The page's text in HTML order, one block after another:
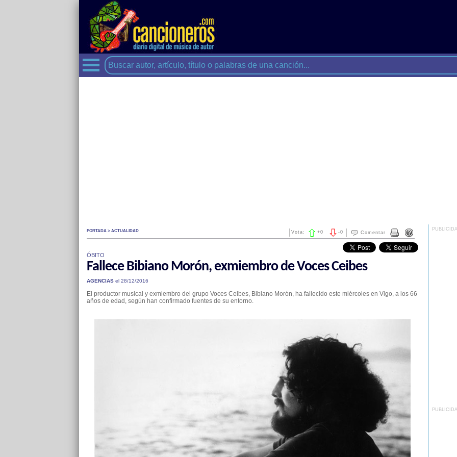
PORTADA > ACTUALIDAD Comentar
-0
Vota: +0
ÓBITO
Fallece Bibiano Morón, exmiembro de Voces Ceibes
AGENCIASel 28/12/2016
El productor musical y exmiembro del grupo Voces Ceibes, Bibiano Morón, ha fallecido este miércoles en Vigo, a los 66
años de edad, según han confirmado fuentes de su entorno.